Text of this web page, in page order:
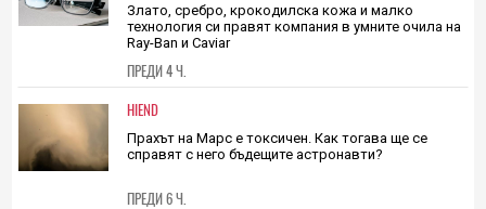
Злато, сребро, крокодилска кожа и малко
технология си правят компания в умните очила на
Ray-Ban и Caviar
ПРЕДИ 4 Ч.
HIEND
Прахът на Марс е токсичен. Как тогава ще се
справят с него бъдещите астронавти?
ПРЕДИ 6 Ч.